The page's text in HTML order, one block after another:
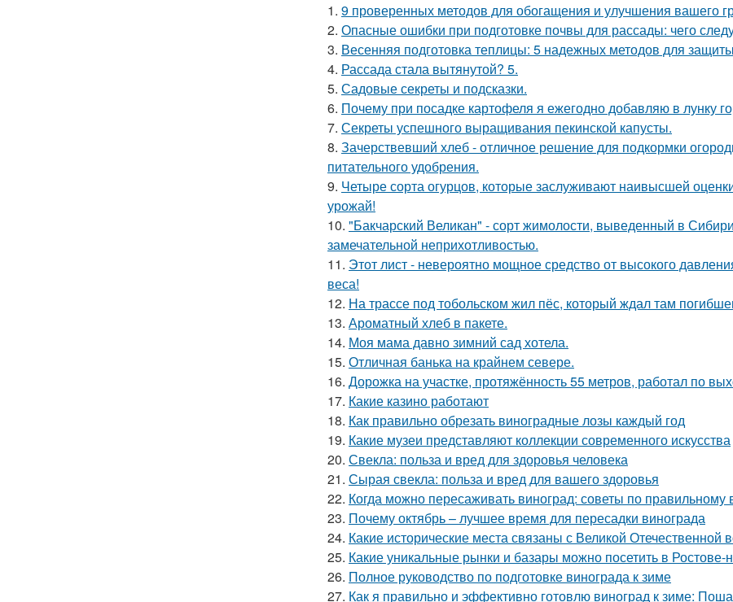
1. 9 проверенных методов для обогащения и улучшения вашего
2. Опасные ошибки при подготовке почвы для рассады: чего
3. Весенняя подготовка теплицы: 5 надежных методов для
4. Рассада стала вытянутой? 5.
5. Садовые секреты и подсказки.
6. Почему при посадке картофеля я ежегодно добавляю в лунку
7. Секреты успешного выращивания пекинской капусты.
8. Зачерствевший хлеб - отличное решение для подкормки
питательного удобрения.
9. Четыре сорта огурцов, которые заслуживают наивысшей
урожай!
10. "Бакчарский Великан" - сорт жимолости, выведенный в
замечательной неприхотливостью.
11. Этот лист - невероятно мощное средство от высокого
веса!
12. На трассе под тобольском жил пёс, который ждал там
13. Ароматный хлеб в пакете.
14. Моя мама давно зимний сад хотела.
15. Отличная банька на крайнем севере.
16. Дорожка на участке, протяжённость 55 метров, работал по
17. Какие казино работают
18. Как правильно обрезать виноградные лозы каждый год
19. Какие музеи представляют коллекции современного искусства
20. Свекла: польза и вред для здоровья человека
21. Сырая свекла: польза и вред для вашего здоровья
22. Когда можно пересаживать виноград: советы по правильному
23. Почему октябрь – лучшее время для пересадки винограда
24. Какие исторические места связаны с Великой Отечественной
25. Какие уникальные рынки и базары можно посетить в Ростове-
26. Полное руководство по подготовке винограда к зиме
27. Как я правильно и эффективно готовлю виноград к зиме: